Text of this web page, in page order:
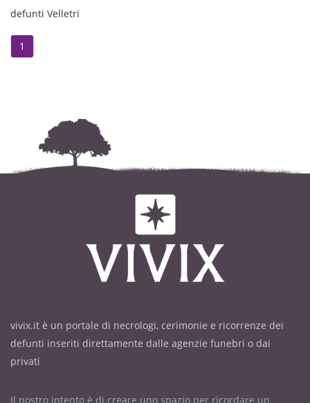
defunti Velletri
1
vivix.it è un portale di necrologi, cerimonie e ricorrenze dei
defunti inseriti direttamente dalle agenzie funebri o dai
privati
Il nostro intento è di creare uno spazio per ricordare un